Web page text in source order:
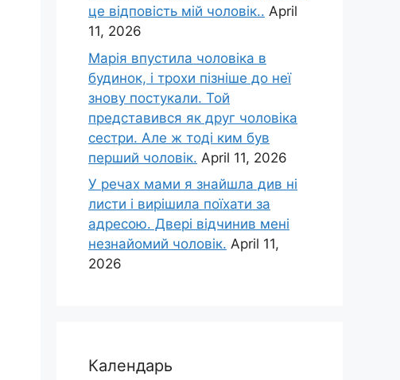
це відповість мій чоловік.. April
11, 2026
Марія впустила чоловіка в
будинок, і трохи пізніше до неї
знову постукали. Той
представився як друг чоловіка
сестри. Але ж тоді ким був
перший чоловік. April 11, 2026
У речах мами я знайшла див ні
листи і вирішила поїхати за
адресою. Двері відчинив мені
незнайомий чоловік. April 11,
2026
Календарь